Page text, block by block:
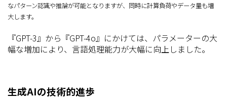
なパターン認識や推論が可能となりますが、同時に計算負荷やデータ量も増
大します。
『GPT-3』から『GPT-4o』にかけては、パラメーターの大
幅な増加により、言語処理能力が大幅に向上しました。
生成AIの技術的進歩